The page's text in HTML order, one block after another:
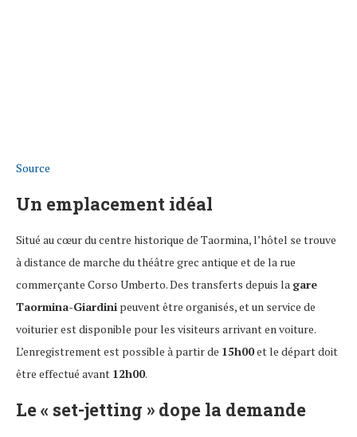
Source
Un emplacement idéal
Situé au cœur du centre historique de Taormina, l’hôtel se trouve
à distance de marche du théâtre grec antique et de la rue
commerçante Corso Umberto. Des transferts depuis la gare
Taormina-Giardini peuvent être organisés, et un service de
voiturier est disponible pour les visiteurs arrivant en voiture.
L’enregistrement est possible à partir de 15h00et le départ doit
être effectué avant 12h00.
Le « set-jetting » dope la demande